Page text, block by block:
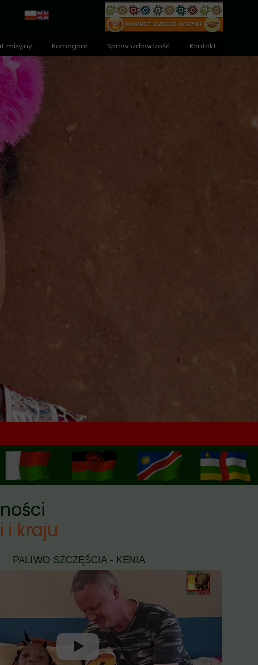
PALIWO SZCZĘŚCIA - KENIA
i kraju
misyjny Pomagam Sprawozdawczość Kontakt